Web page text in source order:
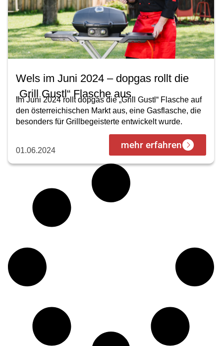
Wels im Juni 2024 – dopgas rollt die
„Grill Gustl“ Flasche aus.
Im Juni 2024 rollt dopgas die „Grill Gustl“ Flasche auf
den österreichischen Markt aus, eine Gasflasche, die
besonders für Grillbegeisterte entwickelt wurde.
01.06.2024 mehr erfahren